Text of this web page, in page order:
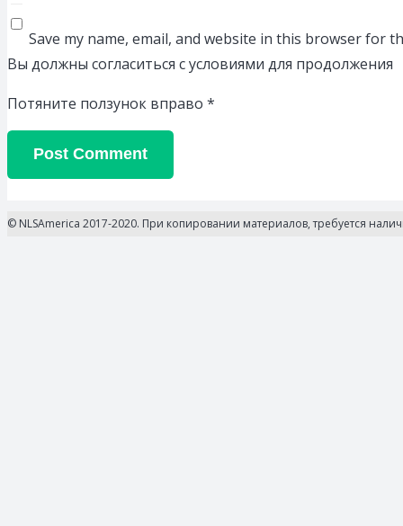
Save my name, email, and website in this browser for
Вы должны согласиться с условиями для продолжения
Потяните ползунок вправо *
Post Comment
© NLSAmerica 2017-2020. При копировании материалов, требуется